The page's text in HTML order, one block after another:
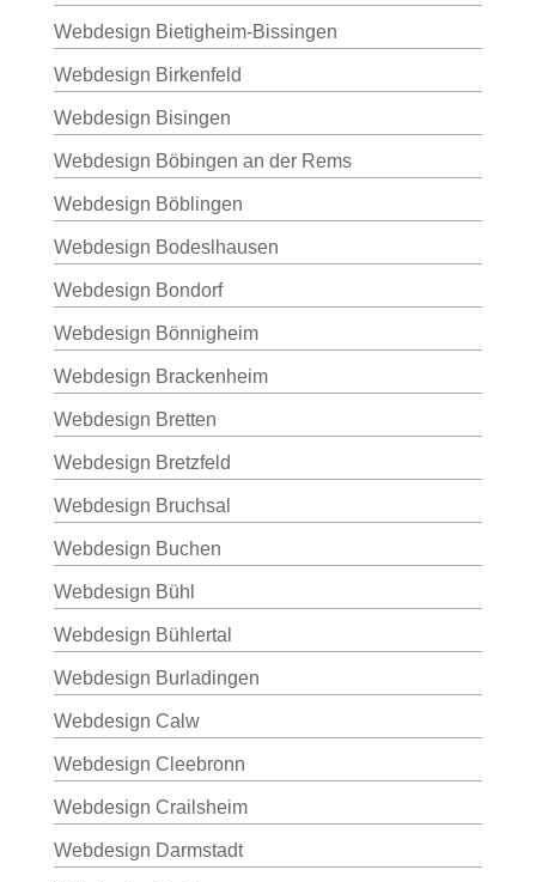
Webdesign Bietigheim-Bissingen
Webdesign Birkenfeld
Webdesign Bisingen
Webdesign Böbingen an der Rems
Webdesign Böblingen
Webdesign Bodeslhausen
Webdesign Bondorf
Webdesign Bönnigheim
Webdesign Brackenheim
Webdesign Bretten
Webdesign Bretzfeld
Webdesign Bruchsal
Webdesign Buchen
Webdesign Bühl
Webdesign Bühlertal
Webdesign Burladingen
Webdesign Calw
Webdesign Cleebronn
Webdesign Crailsheim
Webdesign Darmstadt